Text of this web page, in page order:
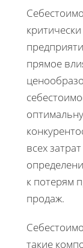
прямое
всех
к потерям
продаж.
такие